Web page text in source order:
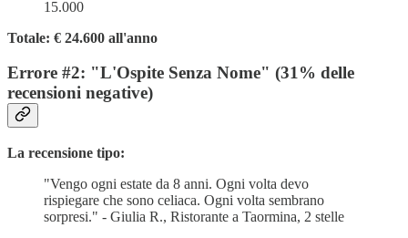
15.000
Totale: € 24.600 all'anno
Errore #2: "L'Ospite Senza Nome" (31% delle
recensioni negative)
La recensione tipo:
"Vengo ogni estate da 8 anni. Ogni volta devo
rispiegare che sono celiaca. Ogni volta sembrano
sorpresi." - Giulia R., Ristorante a Taormina, 2 stelle